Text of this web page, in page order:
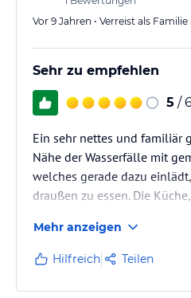
Vor 9 Jahren • Verreist als
Sehr zu empfehlen
5 /
Ein sehr nettes und familiär
Nähe der Wasserfälle mit
welches gerade dazu
draußen zu essen. Die
Mehr anzeigen
Hilfreich Teilen